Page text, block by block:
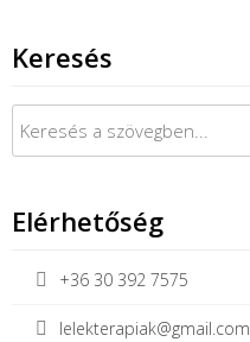
Keresés
Keresés:
Elérhetőség
+36 30 392 7575
lelekterapiak@gmail.com